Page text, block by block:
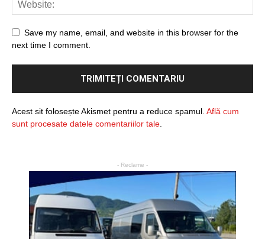
Save my name, email, and website in this browser for the
next time I comment.
Acest sit folosește Akismet pentru a reduce spamul. Află cum
sunt procesate datele comentariilor tale
- Reclame -